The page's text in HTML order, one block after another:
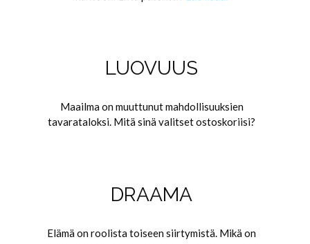
LUOVUUS
Maailma on muuttunut mahdollisuuksien
tavarataloksi. Mitä sinä valitset ostoskoriisi?
DRAAMA
Elämä on roolista toiseen siirtymistä. Mikä on